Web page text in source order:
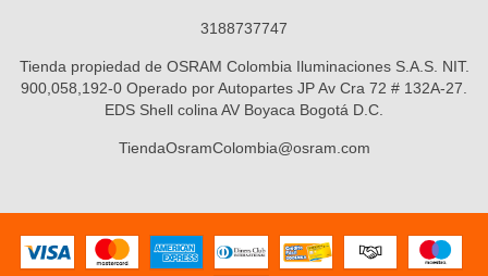
3188737747
Tienda propiedad de OSRAM Colombia Iluminaciones S.A.S. NIT.
900,058,192-0 Operado por Autopartes JP Av Cra 72 # 132A-27.
EDS Shell colina AV Boyaca Bogotá D.C.
TiendaOsramColombia@osram.com